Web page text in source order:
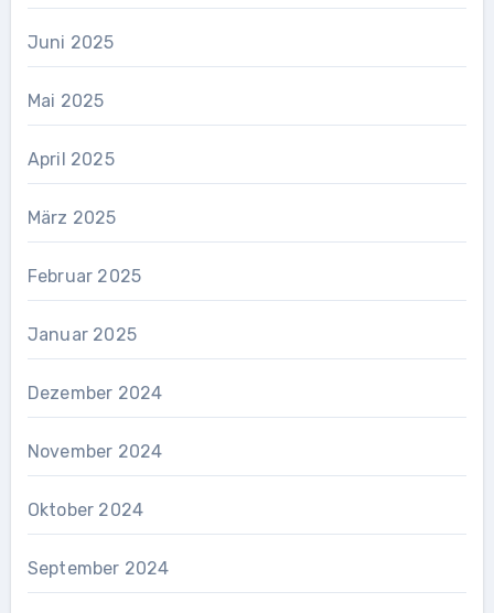
Juni 2025
Mai 2025
April 2025
März 2025
Februar 2025
Januar 2025
Dezember 2024
November 2024
Oktober 2024
September 2024